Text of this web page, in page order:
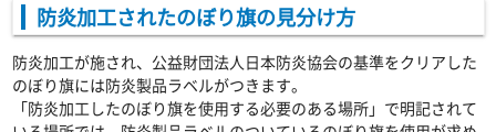
防炎加工されたのぼり旗の見分け方
防炎加工が施され、公益財団法人日本防炎協会の基準をクリアした
のぼり旗には防炎製品ラベルがつきます。
「防炎加工したのぼり旗を使用する必要のある場所」で明記されて